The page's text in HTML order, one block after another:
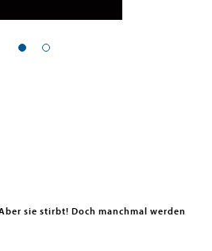
sie stirbt! Doch manchmal werden